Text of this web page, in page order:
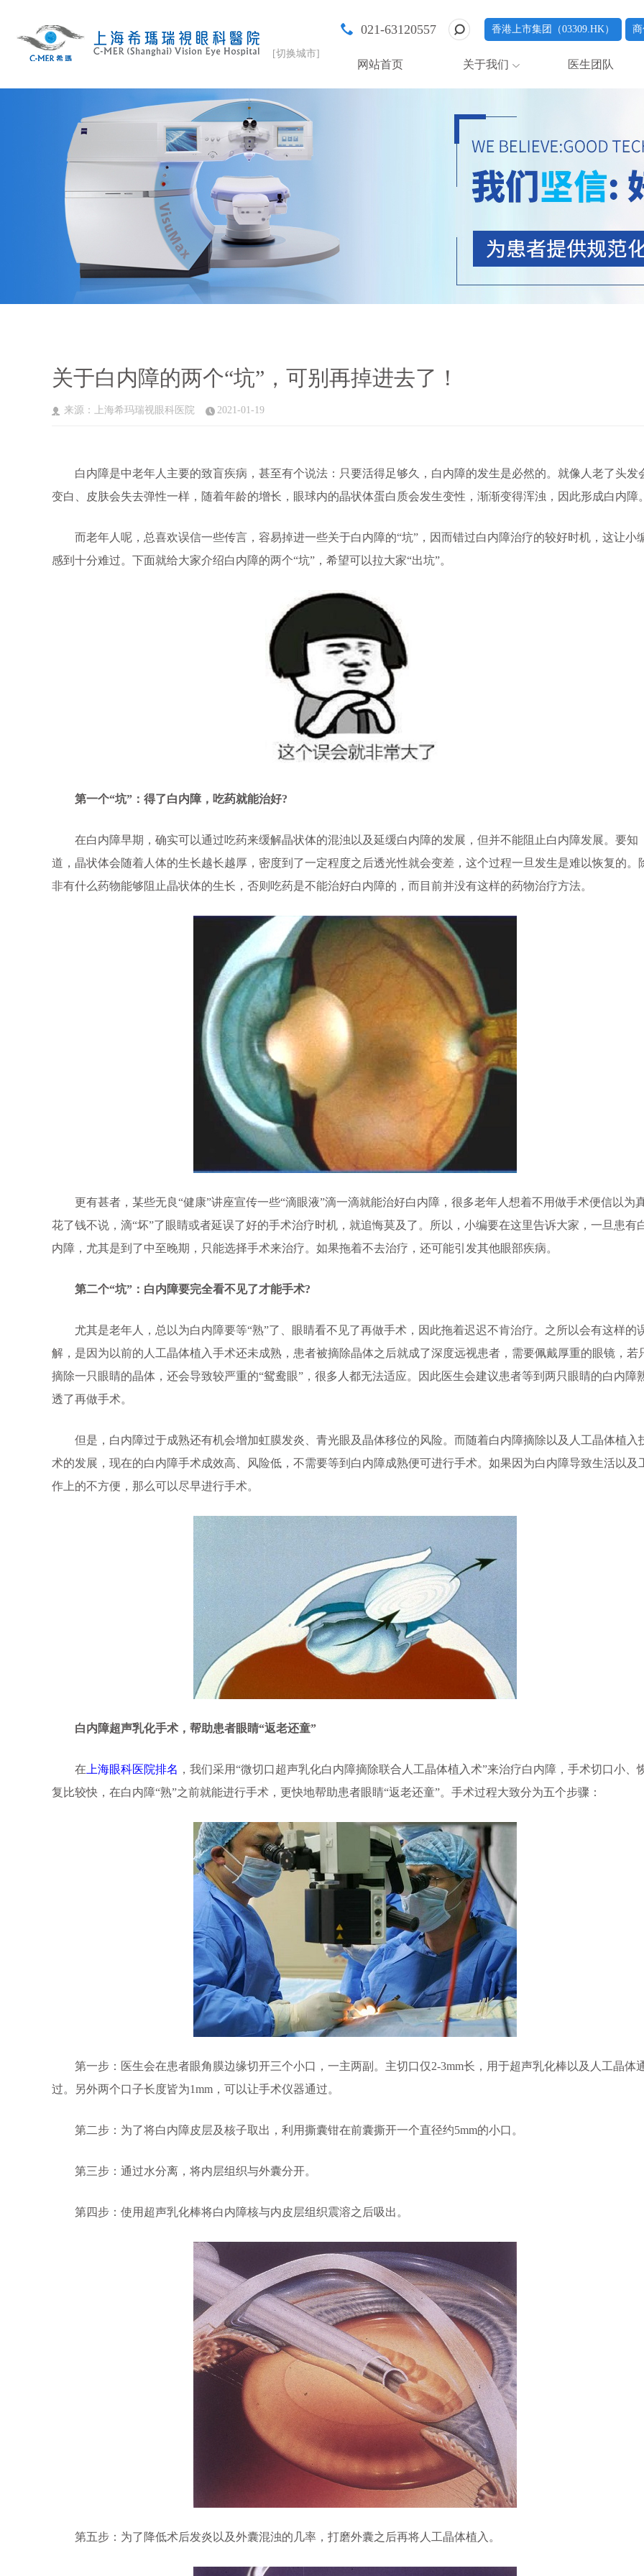
[切换城市]
021-63120557 香港上市集团（03309.HK）
网站首页 关于我们 医生团队
关于白内障的两个“坑”，可别再掉进去了！
来源：上海希玛瑞视眼科医院 2021-01-19
白内障是中老年人主要的致盲疾病，甚至有个说法：只要活得足够久，白内障的发生是必然的。就像人老了头发
变白、皮肤会失去弹性一样，随着年龄的增长，眼球内的晶状体蛋白质会发生变性，渐渐变得浑浊，因此形成白内障
而老年人呢，总喜欢误信一些传言，容易掉进一些关于白内障的“坑”，因而错过白内障治疗的较好时机，这让小
感到十分难过。下面就给大家介绍白内障的两个“坑”，希望可以拉大家“出坑”。
第一个“坑”：得了白内障，吃药就能治好?
在白内障早期，确实可以通过吃药来缓解晶状体的混浊以及延缓白内障的发展，但并不能阻止白内障发展。要知
道，晶状体会随着人体的生长越长越厚，密度到了一定程度之后透光性就会变差，这个过程一旦发生是难以恢复的。
非有什么药物能够阻止晶状体的生长，否则吃药是不能治好白内障的，而目前并没有这样的药物治疗方法。
更有甚者，某些无良“健康”讲座宣传一些“滴眼液”滴一滴就能治好白内障，很多老年人想着不用做手术便信以为
花了钱不说，滴“坏”了眼睛或者延误了好的手术治疗时机，就追悔莫及了。所以，小编要在这里告诉大家，一旦患有
内障，尤其是到了中至晚期，只能选择手术来治疗。如果拖着不去治疗，还可能引发其他眼部疾病。
第二个“坑”：白内障要完全看不见了才能手术?
尤其是老年人，总以为白内障要等“熟”了、眼睛看不见了再做手术，因此拖着迟迟不肯治疗。之所以会有这样的
解，是因为以前的人工晶体植入手术还未成熟，患者被摘除晶体之后就成了深度远视患者，需要佩戴厚重的眼镜，若
摘除一只眼睛的晶体，还会导致较严重的“鸳鸯眼”，很多人都无法适应。因此医生会建议患者等到两只眼睛的白内障
透了再做手术。
但是，白内障过于成熟还有机会增加虹膜发炎、青光眼及晶体移位的风险。而随着白内障摘除以及人工晶体植入
术的发展，现在的白内障手术成效高、风险低，不需要等到白内障成熟便可进行手术。如果因为白内障导致生活以及
作上的不方便，那么可以尽早进行手术。
白内障超声乳化手术，帮助患者眼睛“返老还童”
在 上海眼科医院排名 ，我们采用“微切口超声乳化白内障摘除联合人工晶体植入术”来治疗白内障，手术切口小、
复比较快，在白内障“熟”之前就能进行手术，更快地帮助患者眼睛“返老还童”。手术过程大致分为五个步骤：
第一步：医生会在患者眼角膜边缘切开三个小口，一主两副。主切口仅2-3mm长，用于超声乳化棒以及人工晶体
过。另外两个口子长度皆为1mm，可以让手术仪器通过。
第二步：为了将白内障皮层及核子取出，利用撕囊钳在前囊撕开一个直径约5mm的小口。
第三步：通过水分离，将内层组织与外囊分开。
第四步：使用超声乳化棒将白内障核与内皮层组织震溶之后吸出。
第五步：为了降低术后发炎以及外囊混浊的几率，打磨外囊之后再将人工晶体植入。